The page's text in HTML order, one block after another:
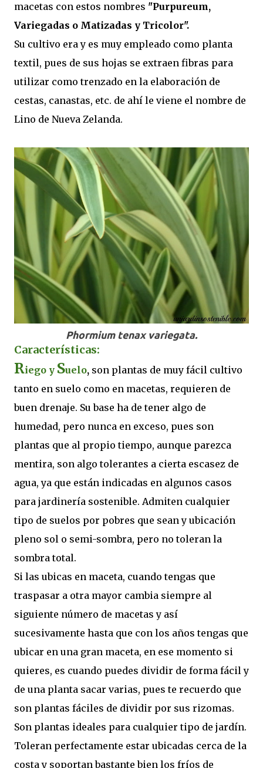
macetas con estos nombres "Purpureum,
Variegadas o Matizadas y Tricolor".
Su cultivo era y es muy empleado como planta
textil, pues de sus hojas se extraen fibras para
utilizar como trenzado en la elaboración de
cestas, canastas, etc. de ahí le viene el nombre de
Lino de Nueva Zelanda.
Phormium tenax variegata.
Características:
Riego y Suelo, son plantas de muy fácil cultivo
tanto en suelo como en macetas, requieren de
buen drenaje. Su base ha de tener algo de
humedad, pero nunca en exceso, pues son
plantas que al propio tiempo, aunque parezca
mentira, son algo tolerantes a cierta escasez de
agua, ya que están indicadas en algunos casos
para jardinería sostenible. Admiten cualquier
tipo de suelos por pobres que sean y ubicación
pleno sol o semi-sombra, pero no toleran la
sombra total.
Si las ubicas en maceta, cuando tengas que
traspasar a otra mayor cambia siempre al
siguiente número de macetas y así
sucesivamente hasta que con los años tengas que
ubicar en una gran maceta, en ese momento si
quieres, es cuando puedes dividir de forma fácil y
de una planta sacar varias, pues te recuerdo que
son plantas fáciles de dividir por sus rizomas.
Son plantas ideales para cualquier tipo de jardín.
Toleran perfectamente estar ubicadas cerca de la
costa y soportan bastante bien los fríos de